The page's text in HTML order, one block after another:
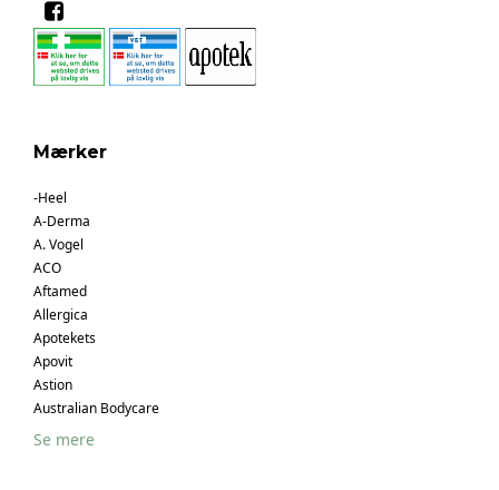
Mærker
-Heel
A-Derma
A. Vogel
ACO
Aftamed
Allergica
Apotekets
Apovit
Astion
Australian Bodycare
Se mere